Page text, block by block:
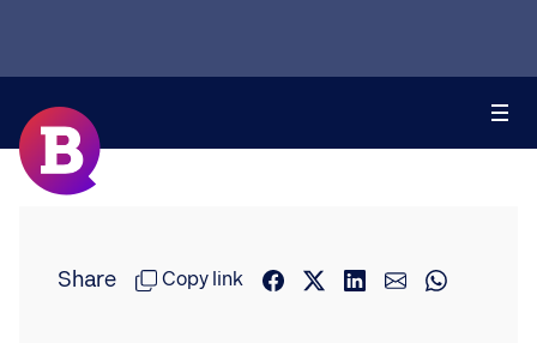
Share Copy link